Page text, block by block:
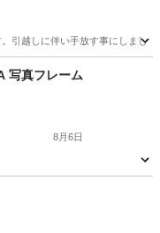
引越しに伴い手放す事にしまし
写真フレーム
8月6日